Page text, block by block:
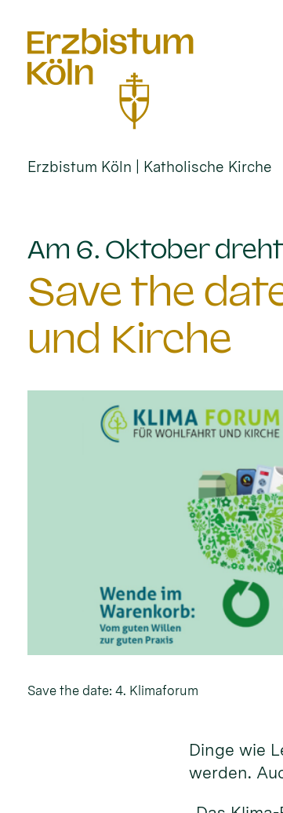
Erzbistum Köln | Katholische Kirche
Am 6. Oktober
Save the
und Kirche
Save the date: 4. Klimaforum
Dinge wie
werden.